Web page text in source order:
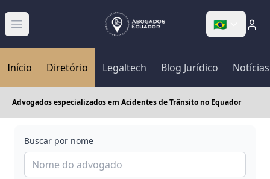
Abrir menú 🇧🇷
Início Diretório Legaltech Blog Jurídico Notícias
Advogados especializados em Acidentes de Trânsito no Equador
Buscar por nome